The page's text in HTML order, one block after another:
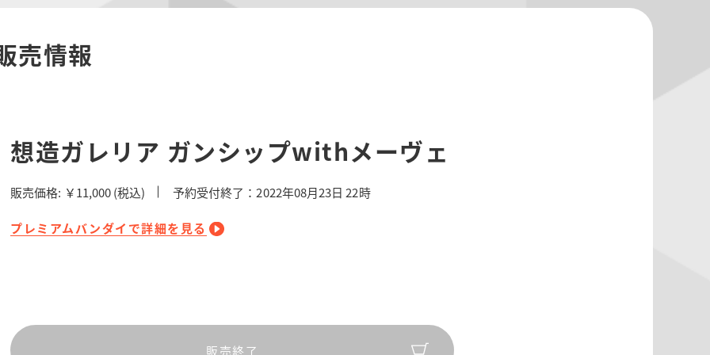
売情報
想造ガレリア ガンシップwithメーヴェ
販売価格: ￥11,000(税込) 予約受付終了：2022年08月23日 22時
プレミアムバンダイで詳細を見る
販売終了